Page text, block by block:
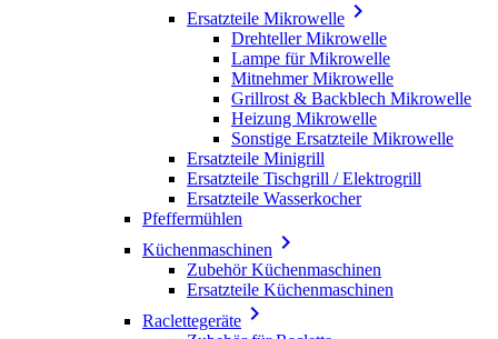
Ersatzteile Mikrowelle 
Drehteller Mikrowelle
Lampe für Mikrowelle
Mitnehmer Mikrowelle
Grillrost & Backblech Mikrowelle
Heizung Mikrowelle
Sonstige Ersatzteile Mikrowelle
Ersatzteile Minigrill
Ersatzteile Tischgrill / Elektrogrill
Ersatzteile Wasserkocher
Pfeffermühlen
Küchenmaschinen 
Zubehör Küchenmaschinen
Ersatzteile Küchenmaschinen
Raclettegeräte 